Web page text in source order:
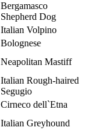
Bergamasco
Shepherd Dog
Italian Volpino
Bolognese
Neapolitan Mastiff
Italian Rough-haired
Segugio
Cirneco dell`Etna
Italian Greyhound